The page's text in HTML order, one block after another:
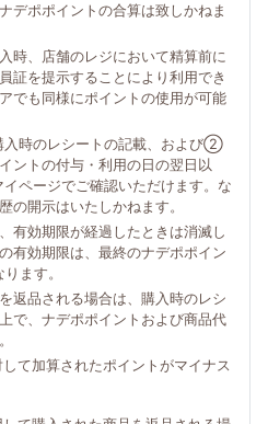
デポポイントの合算は致しかねま
時、店舗のレジにおいて精算前に
証を提示することにより利用でき
でも同様にポイントの使用が可能
時のレシートの記載、および②
ントの付与・利用の日の翌日以
ページでご確認いただけます。な
の開示はいたしかねます。
有効期限が経過したときは消滅し
有効期限は、最終のナデポポイン
ます。
返品される場合は、購入時のレシ
で、ナデポポイントおよび商品代
て加算されたポイントがマイナス